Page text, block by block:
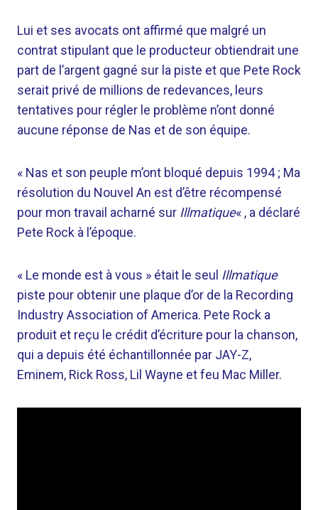
Lui et ses avocats ont affirmé que malgré un
contrat stipulant que le producteur obtiendrait une
part de l’argent gagné sur la piste et que Pete Rock
serait privé de millions de redevances, leurs
tentatives pour régler le problème n’ont donné
aucune réponse de Nas et de son équipe.
« Nas et son peuple m’ont bloqué depuis 1994 ; Ma
résolution du Nouvel An est d’être récompensé
pour mon travail acharné sur Illmatique« , a déclaré
Pete Rock à l’époque.
« Le monde est à vous » était le seul Illmatique
piste pour obtenir une plaque d’or de la Recording
Industry Association of America. Pete Rock a
produit et reçu le crédit d’écriture pour la chanson,
qui a depuis été échantillonnée par JAY-Z,
Eminem, Rick Ross, Lil Wayne et feu Mac Miller.